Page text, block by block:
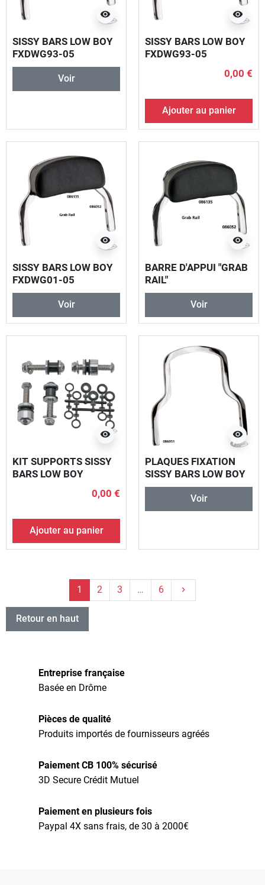
visibility
SISSY BARS LOW BOY
FXDWG93-05
DETACHABLES
Voir
visibility
SISSY BARS LOW BOY
FXDWG93-05
0,00 €
Ajouter au panier
visibility
SISSY BARS LOW BOY
FXDWG01-05
DETACHABLES
Voir
visibility
BARRE D'APPUI "GRAB
RAIL"
Voir
visibility
KIT SUPPORTS SISSY
BARS LOW BOY
0,00 €
Ajouter au panier
visibility
PLAQUES FIXATION
SISSY BARS LOW BOY
FXST03-up
Voir
1 2 3 … 6 keyboard_arrow_right
Retour en haut
Entreprise française
Basée en Drôme
Pièces de qualité
Produits importés de fournisseurs agréés
Paiement CB 100% sécurisé
3D Secure Crédit Mutuel
Paiement en plusieurs fois
Paypal 4X sans frais, de 30 à 2000€